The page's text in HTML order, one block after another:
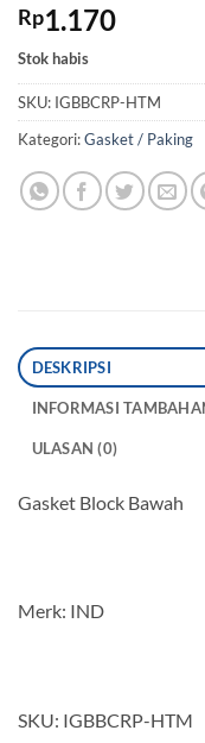
Rp1.170
Stok habis
SKU: IGBBCRP-HTM
Kategori:Gasket / Paking
DESKRIPSI
INFORMASI
ULASAN (0)
Gasket Block Bawah
Merk: IND
SKU: IGBBCRP-HTM